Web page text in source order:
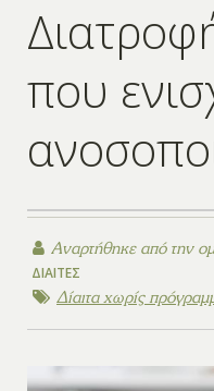
που
Αναρτήθηκε από την
ΔΊΑΙΤΕΣ
Δίαιτα χωρίς